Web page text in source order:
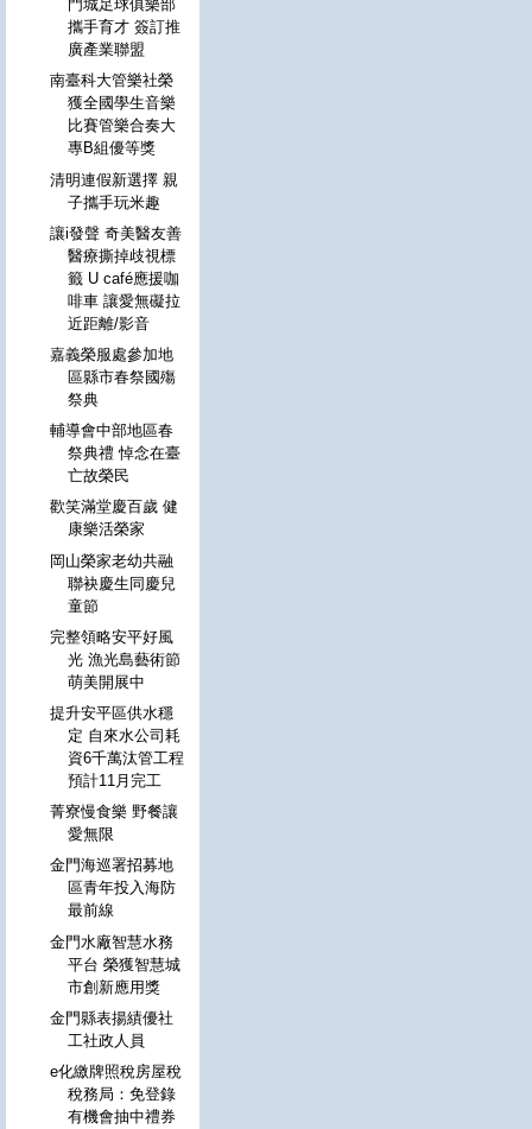
門城足球俱樂部
攜手育才 簽訂推
廣產業聯盟
南臺科大管樂社榮
獲全國學生音樂
比賽管樂合奏大
專B組優等獎
清明連假新選擇 親
子攜手玩米趣
讓i發聲 奇美醫友善
醫療撕掉歧視標
籤 U café應援咖
啡車 讓愛無礙拉
近距離/影音
嘉義榮服處參加地
區縣市春祭國殤
祭典
輔導會中部地區春
祭典禮 悼念在臺
亡故榮民
歡笑滿堂慶百歲 健
康樂活榮家
岡山榮家老幼共融
聯袂慶生同慶兒
童節
完整領略安平好風
光 漁光島藝術節
萌美開展中
提升安平區供水穩
定 自來水公司耗
資6千萬汰管工程
預計11月完工
菁寮慢食樂 野餐讓
愛無限
金門海巡署招募地
區青年投入海防
最前線
金門水廠智慧水務
平台 榮獲智慧城
市創新應用獎
金門縣表揚績優社
工社政人員
e化繳牌照稅房屋稅
稅務局：免登錄
有機會抽中禮券